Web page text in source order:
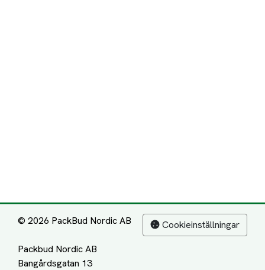
© 2026 PackBud Nordic AB
Packbud Nordic AB
Bangårdsgatan 13
Cookieinställningar